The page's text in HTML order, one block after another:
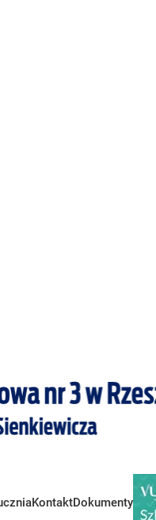
KontaktDokumenty